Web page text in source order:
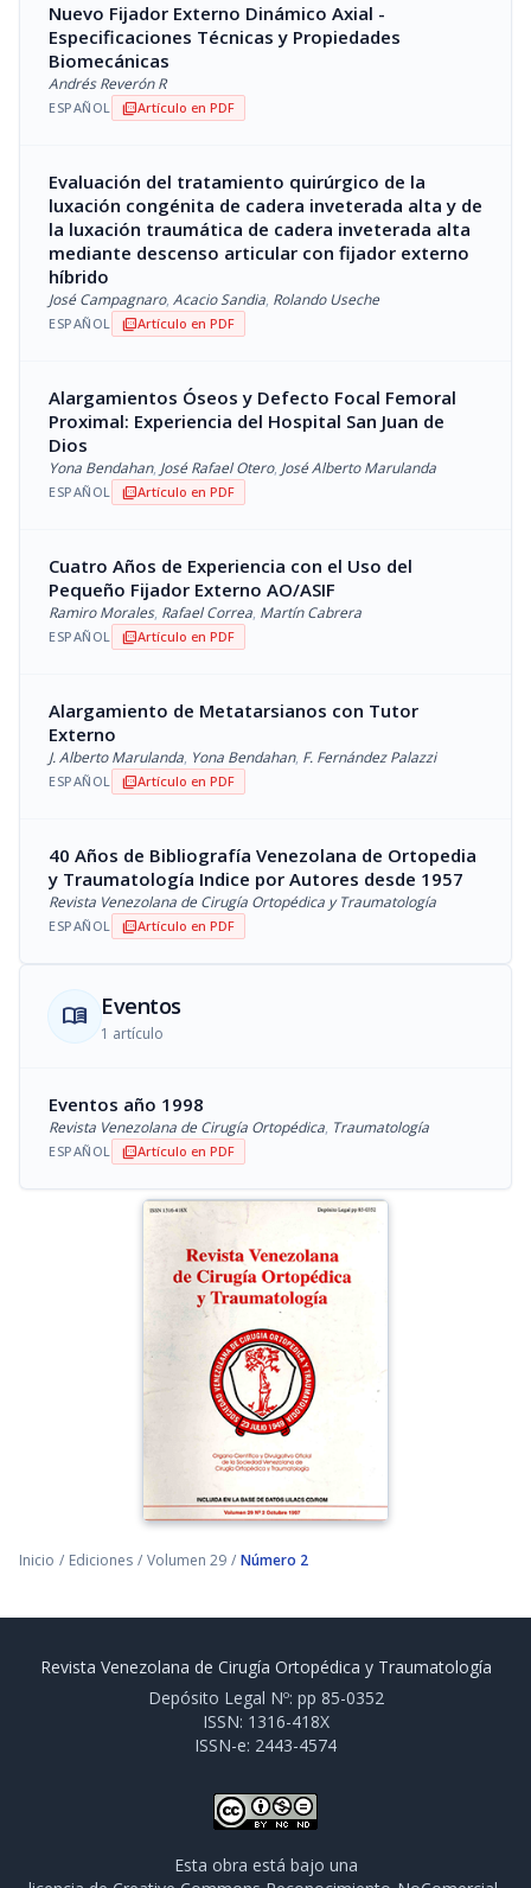
Nuevo Fijador Externo Dinámico Axial -
Especificaciones Técnicas y Propiedades
Biomecánicas
Andrés Reverón R
ESPAÑOL picture_as_pdfArtículo en PDF
Evaluación del tratamiento quirúrgico de la
luxación congénita de cadera inveterada alta y de
la luxación traumática de cadera inveterada alta
mediante descenso articular con fijador externo
híbrido
José Campagnaro, Acacio Sandia, Rolando Useche
ESPAÑOL picture_as_pdfArtículo en PDF
Alargamientos Óseos y Defecto Focal Femoral
Proximal: Experiencia del Hospital San Juan de
Dios
Yona Bendahan, José Rafael Otero, José Alberto Marulanda
ESPAÑOL picture_as_pdfArtículo en PDF
Cuatro Años de Experiencia con el Uso del
Pequeño Fijador Externo AO/ASIF
Ramiro Morales, Rafael Correa, Martín Cabrera
ESPAÑOL picture_as_pdfArtículo en PDF
Alargamiento de Metatarsianos con Tutor
Externo
J. Alberto Marulanda, Yona Bendahan, F. Fernández Palazzi
ESPAÑOL picture_as_pdfArtículo en PDF
40 Años de Bibliografía Venezolana de Ortopedia
y Traumatología Indice por Autores desde 1957
Revista Venezolana de Cirugía Ortopédica y Traumatología
ESPAÑOL picture_as_pdfArtículo en PDF
menu_book Eventos
1 artículo
Eventos año 1998
Revista Venezolana de Cirugía Ortopédica, Traumatología
ESPAÑOL picture_as_pdfArtículo en PDF
Inicio / Ediciones / Volumen 29 / Número 2
Revista Venezolana de Cirugía Ortopédica y Traumatología
Depósito Legal Nº: pp 85-0352
ISSN: 1316-418X
ISSN-e: 2443-4574
Esta obra está bajo una